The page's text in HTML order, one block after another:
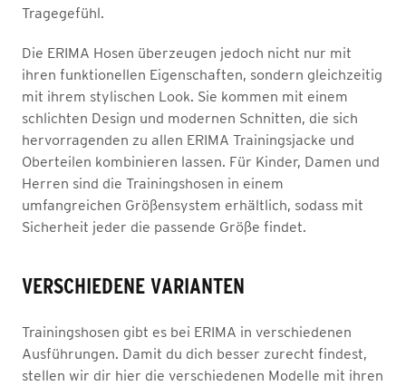
Tragegefühl.
Die ERIMA Hosen überzeugen jedoch nicht nur mit
ihren funktionellen Eigenschaften, sondern gleichzeitig
mit ihrem stylischen Look. Sie kommen mit einem
schlichten Design und modernen Schnitten, die sich
hervorragenden zu allen ERIMA Trainingsjacke und
Oberteilen kombinieren lassen. Für Kinder, Damen und
Herren sind die Trainingshosen in einem
umfangreichen Größensystem erhältlich, sodass mit
Sicherheit jeder die passende Größe findet.
VERSCHIEDENE VARIANTEN
Trainingshosen gibt es bei ERIMA in verschiedenen
Ausführungen. Damit du dich besser zurecht findest,
stellen wir dir hier die verschiedenen Modelle mit ihren